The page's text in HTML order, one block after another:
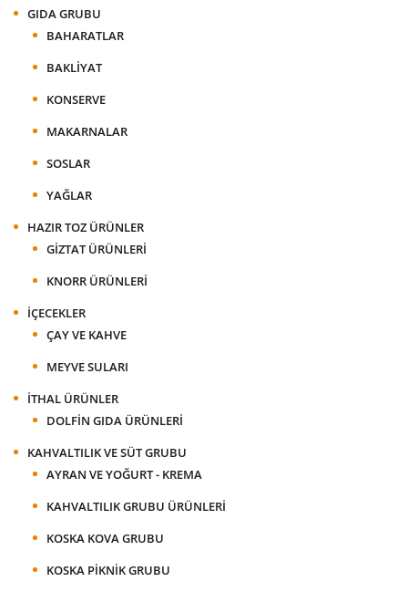
GIDA GRUBU
BAHARATLAR
BAKLIYAT
KONSERVE
MAKARNALAR
SOSLAR
YAĞLAR
HAZIR TOZ ÜRÜNLER
GIZTAT ÜRÜNLERI
KNORR ÜRÜNLERI
İÇECEKLER
ÇAY VE KAHVE
MEYVE SULARI
İTHAL ÜRÜNLER
DOLFIN GIDA ÜRÜNLERI
KAHVALTILIK VE SÜT GRUBU
AYRAN VE YOĞURT - KREMA
KAHVALTILIK GRUBU ÜRÜNLERI
KOSKA KOVA GRUBU
KOSKA PIKNIK GRUBU